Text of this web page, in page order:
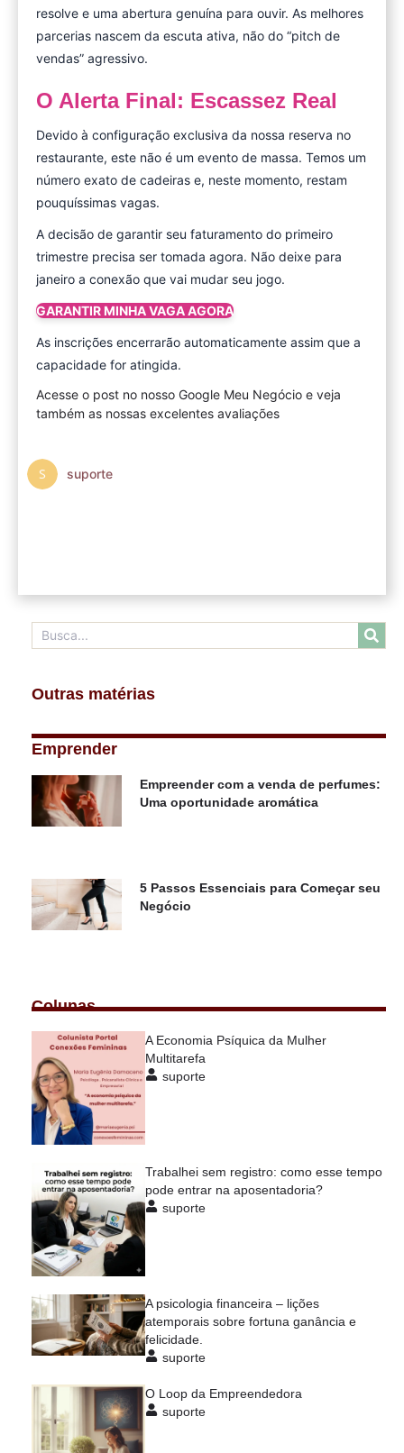
resolve e uma abertura genuína para ouvir. As melhores
parcerias nascem da escuta ativa, não do “pitch de
vendas” agressivo.
O Alerta Final: Escassez Real
Devido à configuração exclusiva da nossa reserva no
restaurante, este não é um evento de massa. Temos um
número exato de cadeiras e, neste momento, restam
pouquíssimas vagas.
A decisão de garantir seu faturamento do primeiro
trimestre precisa ser tomada agora. Não deixe para
janeiro a conexão que vai mudar seu jogo.
GARANTIR MINHA VAGA AGORA
As inscrições encerrarão automaticamente assim que a
capacidade for atingida.
Acesse o post no nosso Google Meu Negócio e veja
também as nossas excelentes avaliações
suporte
Outras matérias
Emprender
Empreender com a venda de perfumes:
Uma oportunidade aromática
5 Passos Essenciais para Começar seu
Negócio
Colunas
A Economia Psíquica da Mulher
Multitarefa
suporte
Trabalhei sem registro: como esse tempo
pode entrar na aposentadoria?
suporte
A psicologia financeira – lições
atemporais sobre fortuna ganância e
felicidade.
suporte
O Loop da Empreendedora
suporte